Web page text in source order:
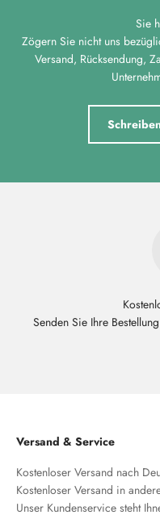
Sie
Zögern Sie nicht uns
Versand, Rücksendung,
Senden Sie Ihre
Versand & Service
Kostenloser Versand nach
Kostenloser Versand in
Unser Kundenservice steht